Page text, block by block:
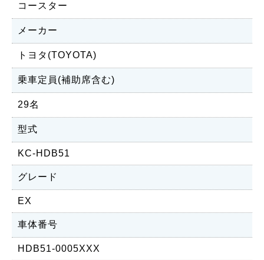
コースター
メーカー
トヨタ(TOYOTA)
乗車定員(補助席含む)
29名
型式
KC-HDB51
グレード
EX
車体番号
HDB51-0005XXX